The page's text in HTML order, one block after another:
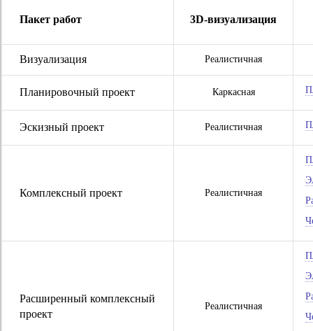
Пакет работ 3D-визуализация
Визуализация Реалистичная
Планировочный проект Каркасная
Эскизный проект Реалистичная
Комплексный проект Реалистичная
Расширенный комплексный
проект
Реалистичная